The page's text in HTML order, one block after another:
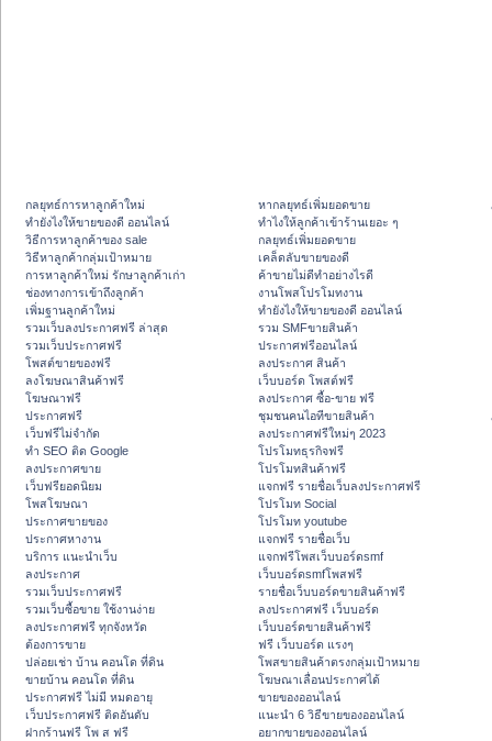
กลยุทธ์การหาลูกค้าใหม่
ทํายังไงให้ขายของดี ออนไลน์
วิธีการหาลูกค้าของ sale
วิธีหาลูกค้ากลุ่มเป้าหมาย
การหาลูกค้าใหม่ รักษาลูกค้าเก่า
ช่องทางการเข้าถึงลูกค้า
เพิ่มฐานลูกค้าใหม่
รวมเว็บลงประกาศฟรี ล่าสุด
รวมเว็บประกาศฟรี
โพสต์ขายของฟรี
ลงโฆษณาสินค้าฟรี
โฆษณาฟรี
ประกาศฟรี
เว็บฟรีไม่จำกัด
ทำ SEO ติด Google
ลงประกาศขาย
เว็บฟรียอดนิยม
โพสโฆษณา
ประกาศขายของ
ประกาศหางาน
บริการ แนะนำเว็บ
ลงประกาศ
รวมเว็บประกาศฟรี
รวมเว็บซื้อขาย ใช้งานง่าย
ลงประกาศฟรี ทุกจังหวัด
ต้องการขาย
ปล่อยเช่า บ้าน คอนโด ที่ดิน
ขายบ้าน คอนโด ที่ดิน
ประกาศฟรี ไม่มี หมดอายุ
เว็บประกาศฟรี ติดอันดับ
ฝากร้านฟรี โพ ส ฟรี
หากลยุทธ์เพิ่มยอดขาย
ทําไงให้ลูกค้าเข้าร้านเยอะ ๆ
กลยุทธ์เพิ่มยอดขาย
เคล็ดลับขายของดี
ค้าขายไม่ดีทำอย่างไรดี
งานโพสโปรโมทงาน
ทํายังไงให้ขายของดี ออนไลน์
รวม SMFขายสินค้า
ประกาศฟรีออนไลน์
ลงประกาศ สินค้า
เว็บบอร์ด โพสต์ฟรี
ลงประกาศ ซื้อ-ขาย ฟรี
ชุมชนคนไอทีขายสินค้า
ลงประกาศฟรีใหม่ๆ 2023
โปรโมทธุรกิจฟรี
โปรโมทสินค้าฟรี
แจกฟรี รายชื่อเว็บลงประกาศฟรี
โปรโมท Social
โปรโมท youtube
แจกฟรี รายชื่อเว็บ
แจกฟรีโพสเว็บบอร์ดsmf
เว็บบอร์ดsmfโพสฟรี
รายชื่อเว็บบอร์ดขายสินค้าฟรี
ลงประกาศฟรี เว็บบอร์ด
เว็บบอร์ดขายสินค้าฟรี
ฟรี เว็บบอร์ด แรงๆ
โพสขายสินค้าตรงกลุ่มเป้าหมาย
โฆษณาเลื่อนประกาศได้
ขายของออนไลน์
แนะนำ 6 วิธีขายของออนไลน์
อยากขายของออนไลน์